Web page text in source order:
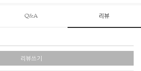
Q&A 리뷰
리뷰쓰기